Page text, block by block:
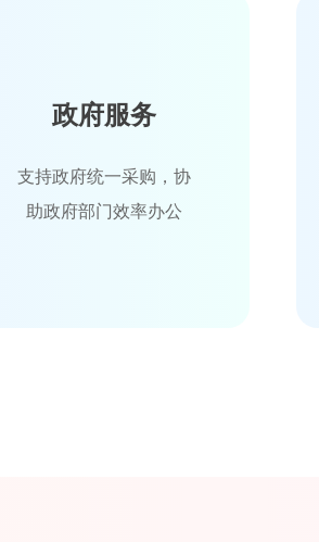
政府服务
支持政府统一采购，协
助政府部门效率办公